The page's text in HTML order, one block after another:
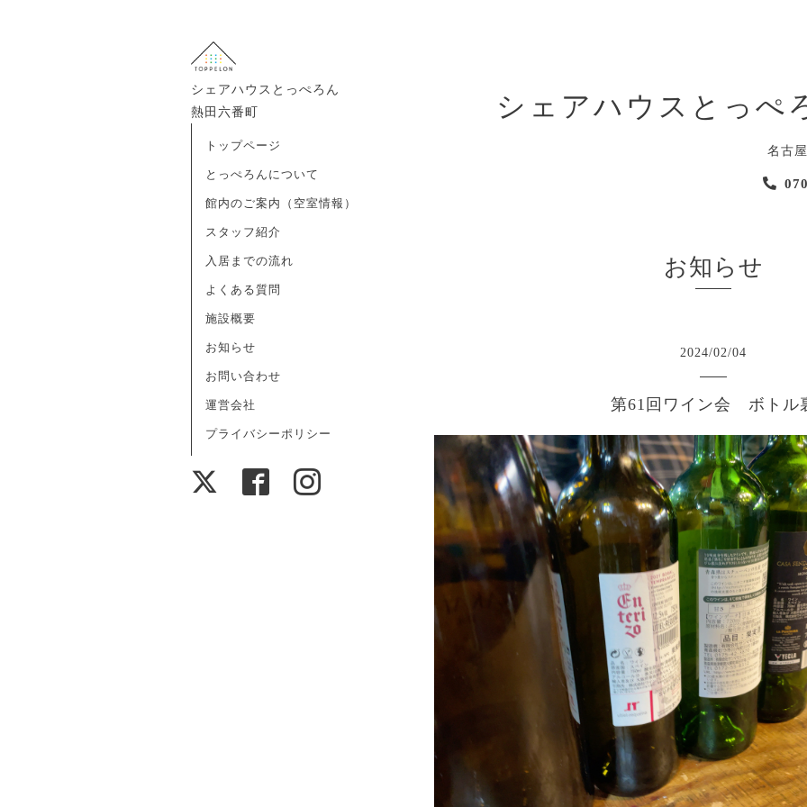
シェアハウスとっぺ
名古
シェアハウスとっぺろん
熱田六番町
トップページ
とっぺろんについて
館内のご案内（空室情報）
スタッフ紹介
入居までの流れ
よくある質問
施設概要
お知らせ
お問い合わせ
運営会社
プライバシーポリシー
お知らせ
2024/02/04
第61回ワイン会 ボトル